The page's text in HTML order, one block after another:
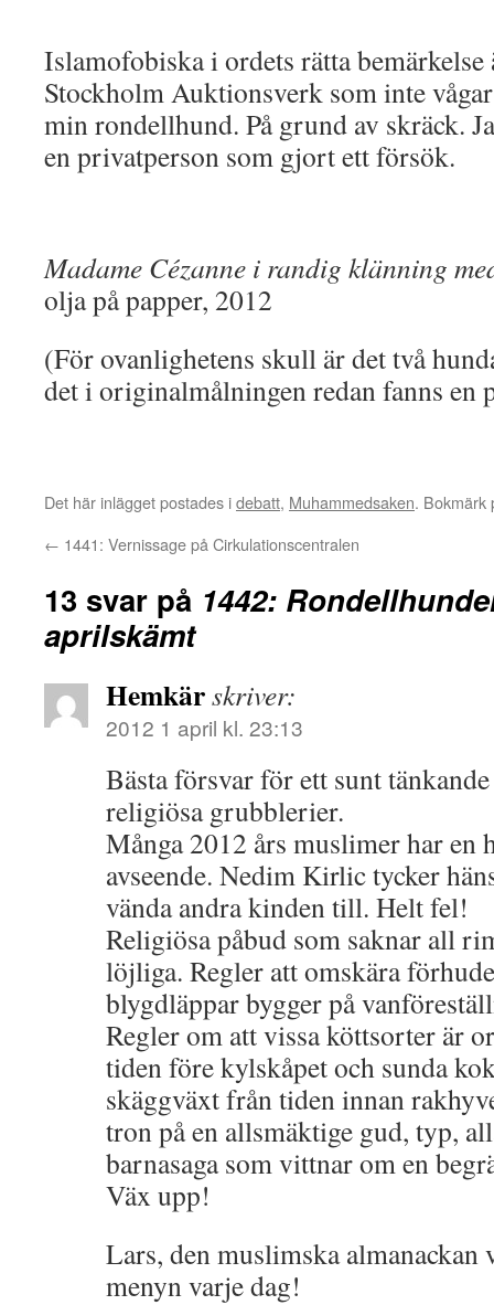
Islamofobiska i ordets rätta
Stockholm Auktionsverk som inte
min rondellhund. På grund av skräck.
en privatperson som gjort ett försök.
Madame Cézanne i randig klänning
olja på papper, 2012
(För ovanlighetens skull är det två
det i originalmålningen redan fanns en
Det här inlägget postades idebatt, Muhammedsaken. Bokmärk
← 1441: Vernissage på Cirkulationscentralen
13 svar på 1442:
aprilskämt
Hemkärskriver:
2012 1 april kl. 23:13
Bästa försvar för ett sunt
religiösa grubblerier.
Många 2012 års muslimer har en
avseende. Nedim Kirlic tycker
vända andra kinden till. Helt fel!
Religiösa påbud som saknar all
löjliga. Regler att omskära
blygdläppar bygger på
Regler om att vissa köttsorter är
tiden före kylskåpet och sunda
skäggväxt från tiden innan
tron på en allsmäktige gud, typ,
barnasaga som vittnar om en
Väx upp!
Lars, den muslimska almanackan
menyn varje dag!